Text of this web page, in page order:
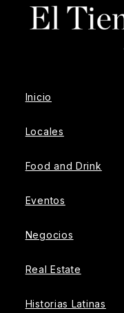
Inicio
Locales
Food and Drink
Eventos
Negocios
Real Estate
Historias Latinas